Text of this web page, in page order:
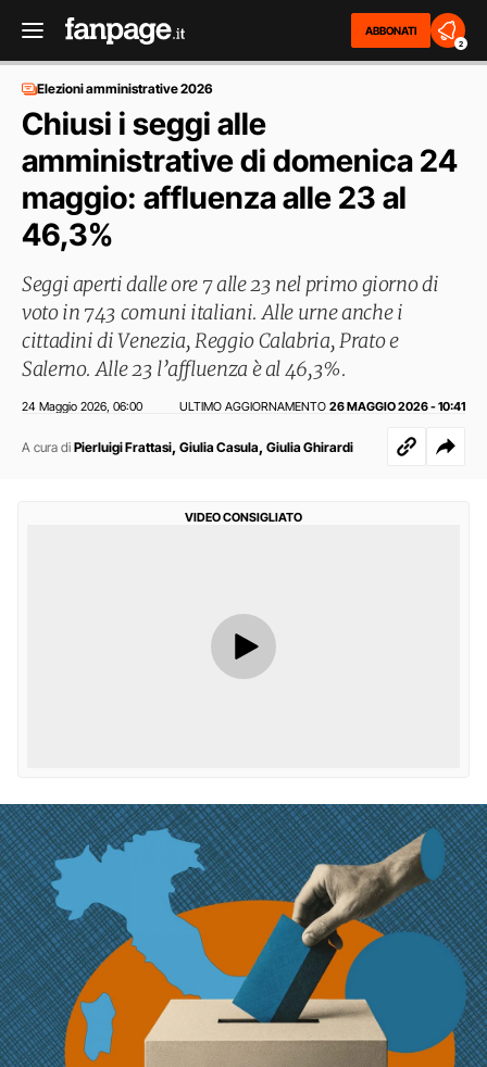
ABBONATI
2
Elezioni amministrative 2026
Chiusi i seggi alle
amministrative di domenica 24
maggio: affluenza alle 23 al
46,3%
Seggi aperti dalle ore 7 alle 23 nel primo giorno di
voto in 743 comuni italiani. Alle urne anche i
cittadini di Venezia, Reggio Calabria, Prato e
Salerno. Alle 23 l’affluenza è al 46,3%.
24 Maggio 2026 06:00 ULTIMO AGGIORNAMENTO 26 MAGGIO 2026 - 10:41
A cura di Pierluigi Frattasi, Giulia Casula, Giulia Ghirardi
VIDEO CONSIGLIATO